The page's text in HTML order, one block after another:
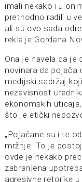
imali nekako i u
prethodno radili u
ali su ovo sada
rekla je Gordana
Ona je navela da
novinara da pojača
medijski sadržaj
nezavisnost
ekonomskih
što je etički
„Pojačane su i te
mržnje. To je
ovde je nekako
zabranjena
agresivne retorike